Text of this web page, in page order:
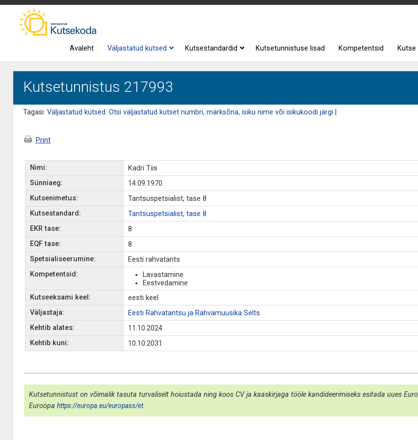
Avaleht Väljastatud kutsed Kutsestandardid Kutsetunnistuse lisad Kompetentsid Kutse
Kutsetunnistus 217993
Tagasi: Väljastatud kutsed: Otsi väljastatud kutset numbri, märksõna, isiku nime või isikukoodi järgi
Print
Nimi:
Kadri Tiis
Sünniaeg:
14.09.1970
Kutsenimetus:
Tantsuspetsialist, tase 8
Kutsestandard:
Tantsuspetsialist, tase 8
EKR tase:
8
EQF tase:
8
Spetsialiseerumine:
Eesti rahvatants
Kompetentsid:
Lavastamine
Eestvedamine
Kutseeksami keel:
eesti keel
Väljastaja:
Eesti Rahvatantsu ja Rahvamuusika Selts
Kehtib alates:
11.10.2024
Kehtib kuni:
10.10.2031
Kutsetunnistust on võimalik tasuta turvaliselt hoiustada ning koos CV ja kaaskirjaga tööle kandideerimiseks esitada uues
Euroopa https://europa.eu/europass/et.